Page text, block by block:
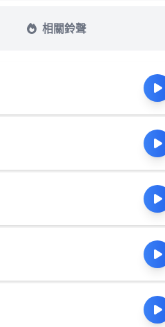
相關鈴聲